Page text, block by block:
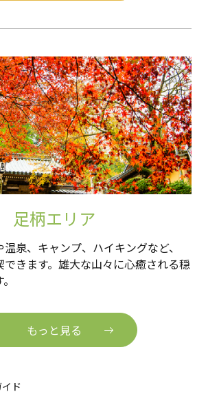
足柄エリア
泉、キャンプ、ハイキングなど、
きます。雄大な山々に心癒される穏
もっと見る
ド